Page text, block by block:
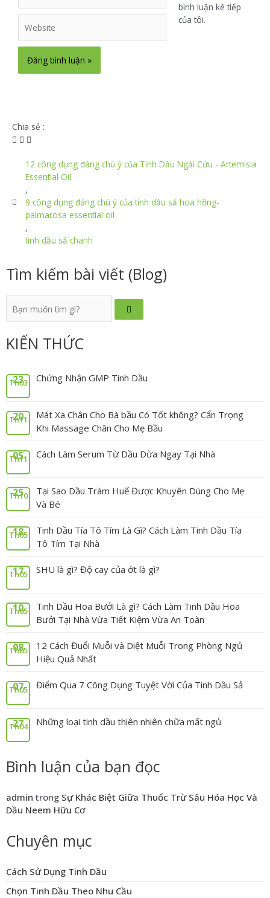
bình luận kế tiếp
của tôi.
Chia sẻ :
12 công dụng đáng chú ý của Tinh Dầu Ngải Cứu - Artemisia
Essential Oil
,
9 công dụng đáng chú ý của tinh dầu sả hoa hồng-
palmarosa essential oil
,
tinh dầu sả chanh
Tìm kiếm bài viết (Blog)
KIẾN THỨC
23
Th03 Chứng Nhận GMP Tinh Dầu
20
Th11
Mát Xa Chân Cho Bà bầu Có Tốt không? Cẩn Trọng
Khi Massage Chân Cho Mẹ Bầu
05
Th11 Cách Làm Serum Từ Dầu Dừa Ngay Tại Nhà
25
Th10
Tại Sao Dầu Tràm Huế Được Khuyên Dùng Cho Mẹ
Và Bé
18
Th05
Tinh Dầu Tía Tô Tím Là Gì? Cách Làm Tinh Dầu Tía
Tô Tím Tại Nhà
17
Th05 SHU là gì? Độ cay của ớt là gì?
10
Th05
Tinh Dầu Hoa Bưởi Là gì? Cách Làm Tinh Dầu Hoa
Bưởi Tại Nhà Vừa Tiết Kiệm Vừa An Toàn
08
Th05
12 Cách Đuổi Muỗi và Diệt Muỗi Trong Phòng Ngủ
Hiệu Quả Nhất
07
Th05 Điểm Qua 7 Công Dụng Tuyệt Vời Của Tinh Dầu Sả
27
Th04 Những loại tinh dầu thiên nhiên chữa mất ngủ
Bình luận của bạn đọc
admin trong Sự Khác Biệt Giữa Thuốc Trừ Sâu Hóa Học Và
Dầu Neem Hữu Cơ
Chuyên mục
Cách Sử Dụng Tinh Dầu
Chọn Tinh Dầu Theo Nhu Cầu